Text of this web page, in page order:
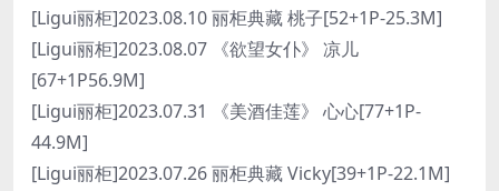
[Ligui丽柜]2023.08.10 丽柜典藏 桃子[52+1P-25.3M]
[Ligui丽柜]2023.08.07 《欲望女仆》 凉儿
[67+1P56.9M]
[Ligui丽柜]2023.07.31 《美酒佳莲》 心心[77+1P-
44.9M]
[Ligui丽柜]2023.07.26 丽柜典藏 Vicky[39+1P-22.1M]